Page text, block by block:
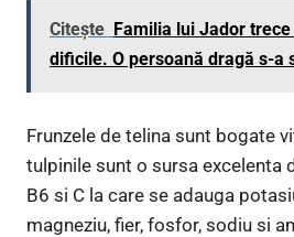
Citește Familia lui Jador
dificile. O persoană dragă s-a
Frunzele de telina sunt bogate
tulpinile sunt o sursa excelenta
B6 si C la care se adauga
magneziu, fier, fosfor, sodiu si